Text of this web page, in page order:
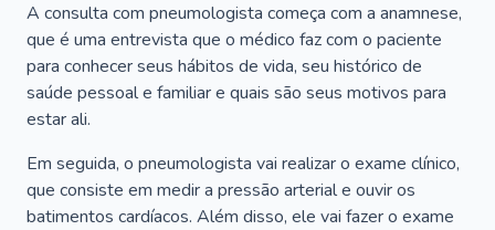
A consulta com pneumologista começa com a anamnese,
que é uma entrevista que o médico faz com o paciente
para conhecer seus hábitos de vida, seu histórico de
saúde pessoal e familiar e quais são seus motivos para
estar ali.
Em seguida, o pneumologista vai realizar o exame clínico,
que consiste em medir a pressão arterial e ouvir os
batimentos cardíacos. Além disso, ele vai fazer o exame